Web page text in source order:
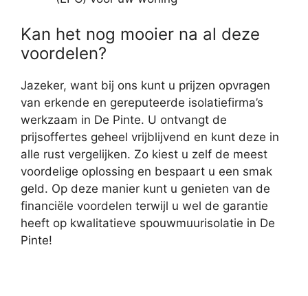
Kan het nog mooier na al deze
voordelen?
Jazeker, want bij ons kunt u prijzen opvragen
van erkende en gereputeerde isolatiefirma’s
werkzaam in De Pinte. U ontvangt de
prijsoffertes geheel vrijblijvend en kunt deze in
alle rust vergelijken. Zo kiest u zelf de meest
voordelige oplossing en bespaart u een smak
geld. Op deze manier kunt u genieten van de
financiële voordelen terwijl u wel de garantie
heeft op kwalitatieve spouwmuurisolatie in De
Pinte!